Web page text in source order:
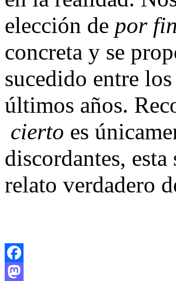
elección de por fin
concreta y se
sucedido entre
últimos años.
cierto es
discordantes,
relato verdadero
Facebook